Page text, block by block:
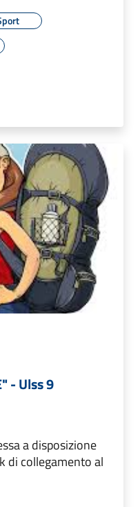
- Ulss 9
a disposizione
di collegamento al